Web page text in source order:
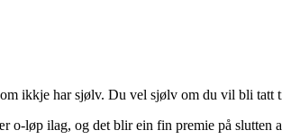
ikkje har sjølv. Du vel sjølv om du vil bli tatt
o-løp ilag, og det blir ein fin premie på slutten